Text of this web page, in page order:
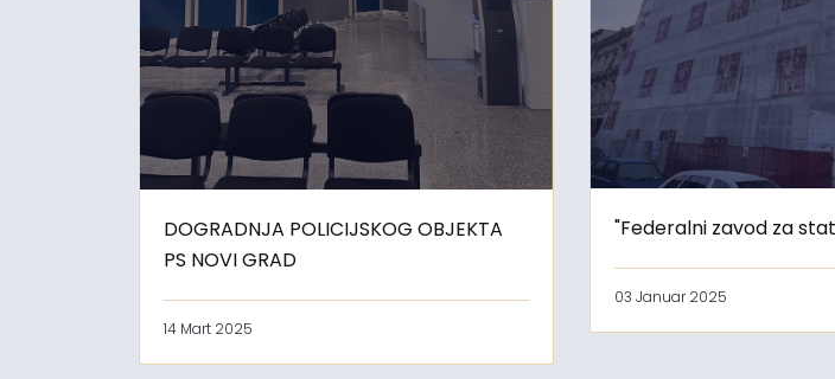
DOGRADNJA POLICIJSKOG OBJEKTA
PS NOVI GRAD
14 Mart 2025
"Federalni zavod za
03 Januar 2025